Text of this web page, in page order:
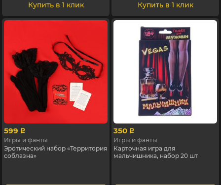
Купить в 1 клик Купить в 1 клик
599 p
Игры и фанты
Эротический набор «Территория
соблазна»
350 p
Игры и фанты
Карточная игра для
мальчишника, набор 20 шт